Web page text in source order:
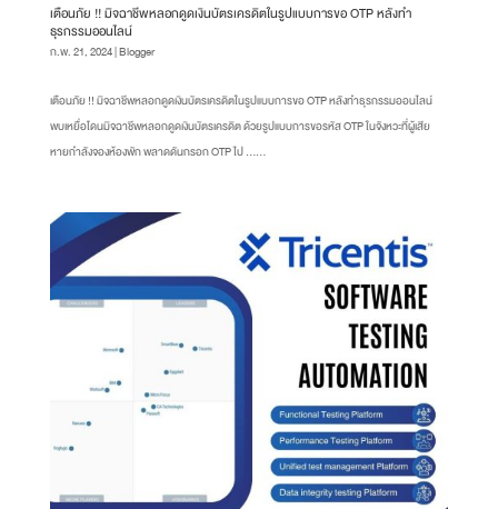
เตือนภัย !! มิจฉาชีพหลอกดูดเงินบัตรเครดิตในรูปแบบการขอ OTP หลังทำ
ธุรกรรมออนไลน์
ก.พ. 21, 2024|Blogger
เตือนภัย !! มิจฉาชีพหลอกดูดเงินบัตรเครดิตในรูปแบบการขอ OTP หลังทำธุรกรรมออนไลน์
พบเหยื่อโดนมิจฉาชีพหลอกดูดเงินบัตรเครดิต ด้วยรูปแบบการขอรหัส OTP ในจังหวะที่ผู้เสีย
หายกำลังจองห้องพัก พลาดดันกรอก OTP ไป …...